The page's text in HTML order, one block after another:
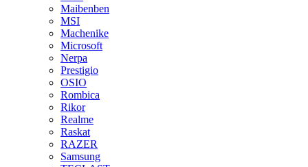
Maibenben
MSI
Machenike
Microsoft
Nerpa
Prestigio
OSIO
Rombica
Rikor
Realme
Raskat
RAZER
Samsung